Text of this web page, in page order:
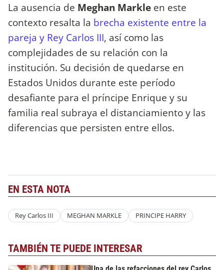
La ausencia de Meghan Markle en este
contexto resalta la brecha existente entre la
pareja y Rey Carlos III, así como las
complejidades de su relación con la
institución. Su decisión de quedarse en
Estados Unidos durante este período
desafiante para el príncipe Enrique y su
familia real subraya el distanciamiento y las
diferencias que persisten entre ellos.
EN ESTA NOTA
Rey Carlos III MEGHAN MARKLE PRINCIPE HARRY
TAMBIÉN TE PUEDE INTERESAR